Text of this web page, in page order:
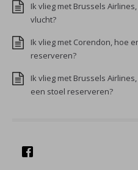
Ik vlieg met Brussels
vlucht?
Ik vlieg met Corendon, hoe
reserveren?
Ik vlieg met Brussels
een stoel reserveren?